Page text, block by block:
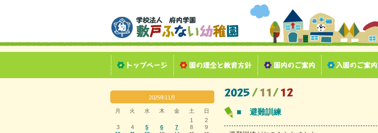
2025年11月
月 火 水 木 金 土
日
1
2
3
4 5 6 7 8
9
■ 避難訓練